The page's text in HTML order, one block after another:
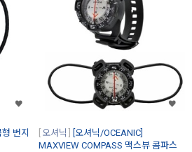
번지
오셔닉
[오셔닉/OCEANIC]
MAXVIEW COMPASS 맥스뷰 콤파스